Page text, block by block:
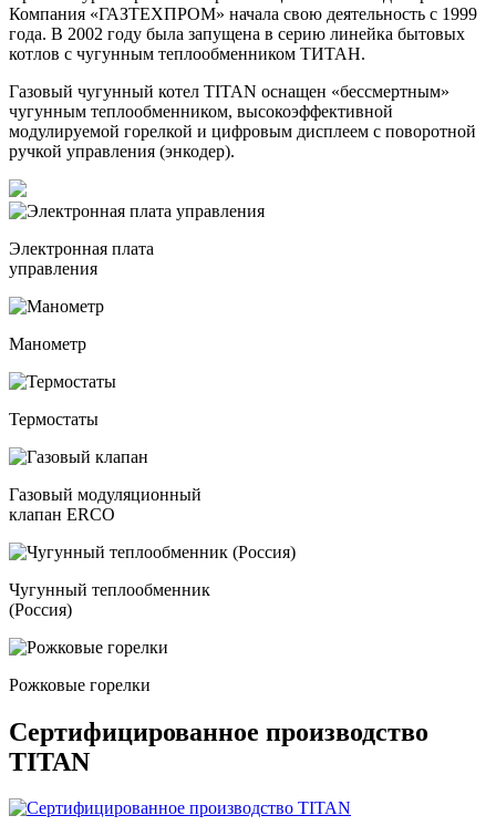
Компания «ГАЗТЕХПРОМ» начала свою деятельность с 1999
года. В 2002 году была запущена в серию линейка бытовых
котлов с чугунным теплообменником ТИТАН.
Газовый чугунный котел TITAN оснащен «бессмертным»
чугунным теплообменником, высокоэффективной
модулируемой горелкой и цифровым дисплеем с поворотной
ручкой управления (энкодер).
Электронная плата
управления
Манометр
Термостаты
Газовый модуляционный
клапан ERCO
Чугунный теплообменник
(Россия)
Рожковые горелки
Сертифицированное производство
TITAN